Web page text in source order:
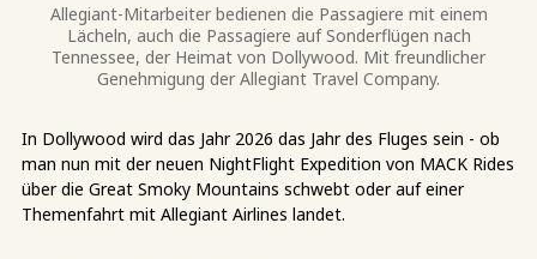
Allegiant-Mitarbeiter bedienen die Passagiere mit einem
Lächeln, auch die Passagiere auf Sonderflügen nach
Tennessee, der Heimat von Dollywood. Mit freundlicher
Genehmigung der Allegiant Travel Company.
In Dollywood wird das Jahr 2026 das Jahr des Fluges sein - ob
man nun mit der neuen NightFlight Expedition von MACK Rides
über die Great Smoky Mountains schwebt oder auf einer
Themenfahrt mit Allegiant Airlines landet.